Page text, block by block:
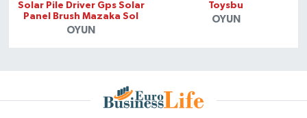
Solar Pile Driver Gps Solar
Panel Brush Mazaka Sol
OYUN
Toysbu
OYUN